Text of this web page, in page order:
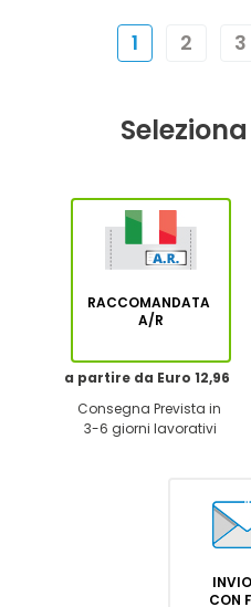
1 2 3
RACCOMANDATA
A/R
a partire da Euro 12,96
Consegna Prevista in
3-6 giorni lavorativi
CON FIRMA